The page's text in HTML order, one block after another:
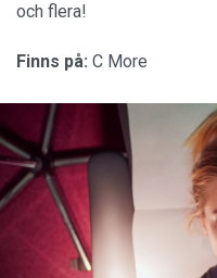
och flera!
Finns på: C More